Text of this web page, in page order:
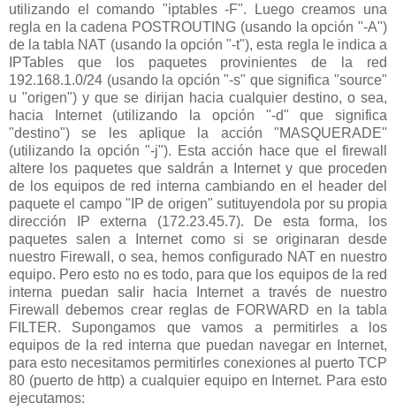
utilizando el comando "iptables -F". Luego creamos una
regla en la cadena POSTROUTING (usando la opción "-A")
de la tabla NAT (usando la opción "-t"), esta regla le indica a
IPTables que los paquetes provinientes de la red
192.168.1.0/24 (usando la opción "-s" que significa "source"
u "origen") y que se dirijan hacia cualquier destino, o sea,
hacia Internet (utilizando la opción "-d" que significa
"destino") se les aplique la acción "MASQUERADE"
(utilizando la opción "-j"). Esta acción hace que el firewall
altere los paquetes que saldrán a Internet y que proceden
de los equipos de red interna cambiando en el header del
paquete el campo "IP de origen" sutituyendola por su propia
dirección IP externa (172.23.45.7). De esta forma, los
paquetes salen a Internet como si se originaran desde
nuestro Firewall, o sea, hemos configurado NAT en nuestro
equipo. Pero esto no es todo, para que los equipos de la red
interna puedan salir hacia Internet a través de nuestro
Firewall debemos crear reglas de FORWARD en la tabla
FILTER. Supongamos que vamos a permitirles a los
equipos de la red interna que puedan navegar en Internet,
para esto necesitamos permitirles conexiones al puerto TCP
80 (puerto de http) a cualquier equipo en Internet. Para esto
ejecutamos: